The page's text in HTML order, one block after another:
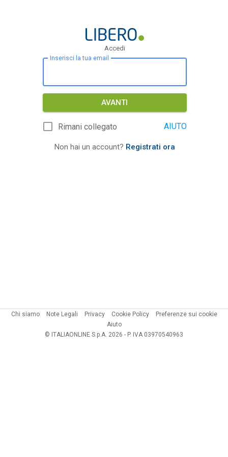
Accedi
Inserisci la tua email
AVANTI
Rimani collegato AIUTO
Non hai un account? Registrati ora
Chi siamo Note Legali Privacy Cookie Policy
Preferenze sui cookie
Aiuto
© ITALIAONLINE S.p.A. 2026 - P. IVA 03970540963